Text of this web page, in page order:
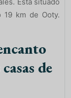
km de Ooty.
de